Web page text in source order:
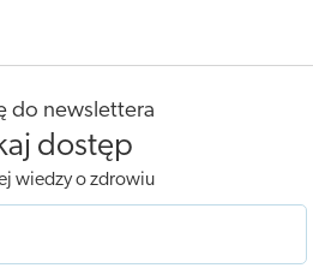
do newslettera
dostęp
wiedzy o zdrowiu